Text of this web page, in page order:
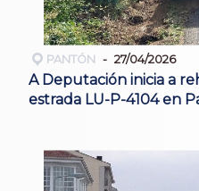
PANTÓN 27/04/2026
A Deputación inicia a
estrada LU-P-4104 en